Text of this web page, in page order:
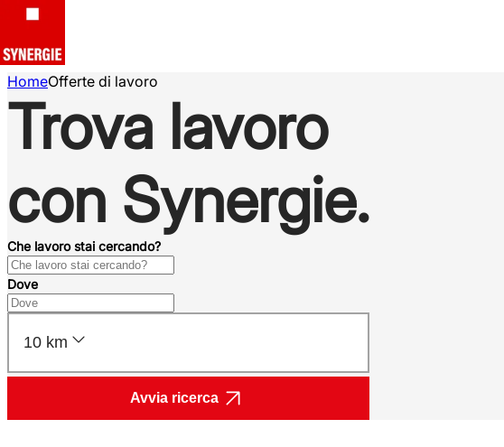
HomeOfferte di lavoro
Trova lavoro
con Synergie.
Che lavoro stai cercando?
Dove
10 km
Avvia ricerca